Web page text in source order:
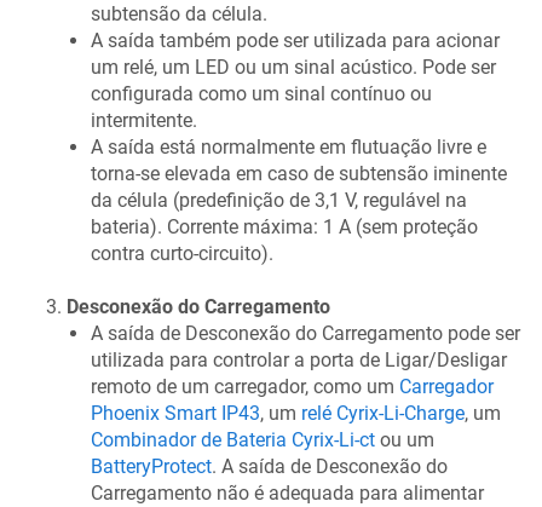
subtensão da célula.
A saída também pode ser utilizada para acionar
um relé, um LED ou um sinal acústico. Pode ser
configurada como um sinal contínuo ou
intermitente.
A saída está normalmente em flutuação livre e
torna-se elevada em caso de subtensão iminente
da célula (predefinição de 3,1 V, regulável na
bateria). Corrente máxima: 1 A (sem proteção
contra curto-circuito).
Desconexão do Carregamento
A saída de Desconexão do Carregamento pode ser
utilizada para controlar a porta de Ligar/Desligar
remoto de um carregador, como um Carregador
Phoenix Smart IP43, um relé Cyrix-Li-Charge, um
Combinador de Bateria Cyrix-Li-ct ou um
BatteryProtect. A saída de Desconexão do
Carregamento não é adequada para alimentar